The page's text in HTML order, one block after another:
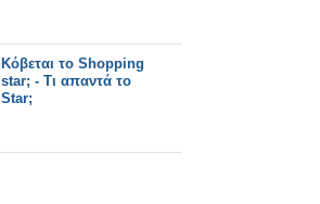
Κόβεται το Shopping
star; - Τι απαντά το
Star;